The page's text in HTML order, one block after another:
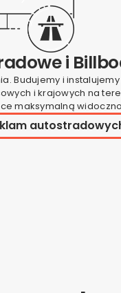
i
Budujemy i
i krajowych na
maksymalną